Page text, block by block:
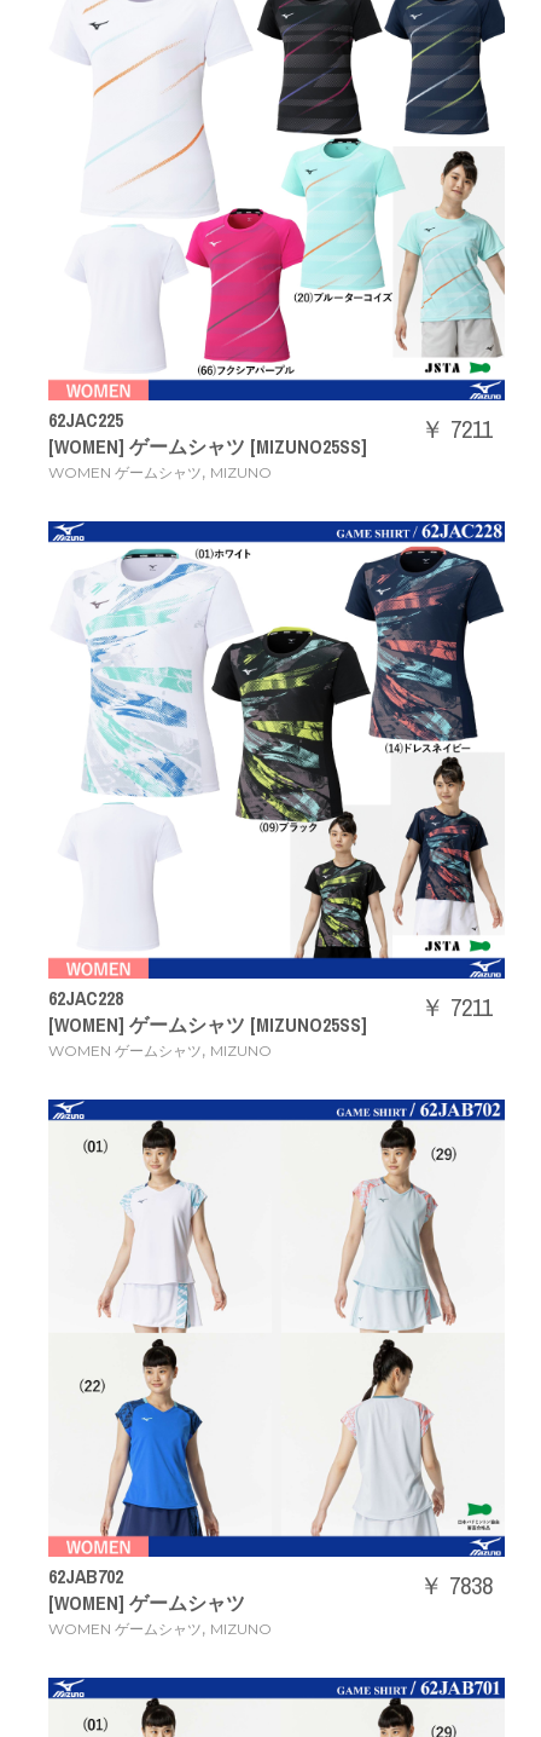
62JAC225
[WOMEN] ゲームシャツ [MIZUNO25SS]
WOMEN ゲームシャツ, MIZUNO
￥ 7211
62JAC228
[WOMEN] ゲームシャツ [MIZUNO25SS]
WOMEN ゲームシャツ, MIZUNO
￥ 7211
62JAB702
[WOMEN] ゲームシャツ
WOMEN ゲームシャツ, MIZUNO
￥ 7838